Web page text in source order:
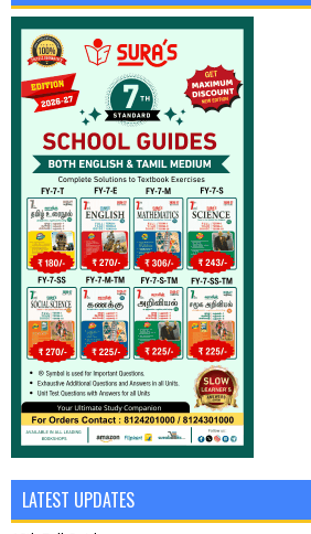
LATEST UPDATES